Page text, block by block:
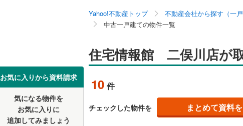
Yahoo!不動産トップ 不動産会社から探す（一
中古一戸建ての物件一覧
お気に入りから資料請求
気になる物件を
お気に入りに
追加してみましょう
住宅情報館 二俣川店が
10 件
チェックした物件を まとめて資料
関東 東京
東海 愛知
鳥取
石北本線(0 )
高崎線(0
両毛線(0)
石巻線(0)
設備
駐車場2台以上
間取り、居室全体